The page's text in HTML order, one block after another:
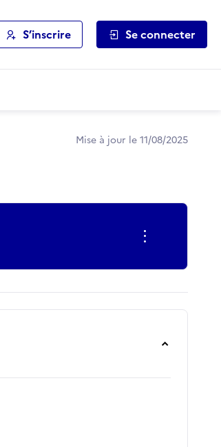
S’inscrire Se connecter
Mise à jour le 11/08/2025